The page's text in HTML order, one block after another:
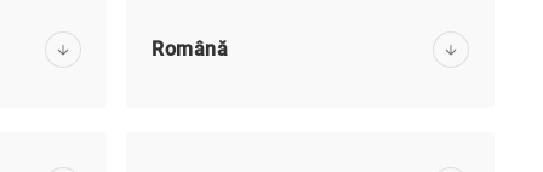
Română